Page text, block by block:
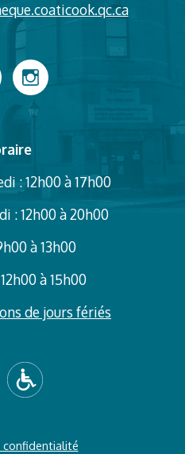
: 12h00 à 17h00
: 12h00 à 20h00
à 13h00
à 15h00
de jours fériés